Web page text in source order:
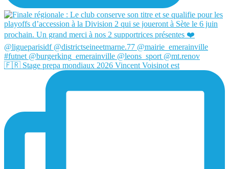
🇫🇷 Stage prepa mondiaux 2026 Vincent Voisinot est